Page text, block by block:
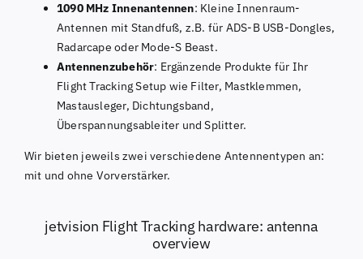
1090 MHz Innenantennen: Kleine Innenraum-
Antennen mit Standfuß, z.B. für ADS-B USB-Dongles,
Radarcape oder Mode-S Beast.
Antennenzubehör: Ergänzende Produkte für Ihr
Flight Tracking Setup wie Filter, Mastklemmen,
Mastausleger, Dichtungsband,
Überspannungsableiter und Splitter.
Wir bieten jeweils zwei verschiedene Antennentypen an:
mit und ohne Vorverstärker.
jetvision Flight Tracking hardware: antenna
overview